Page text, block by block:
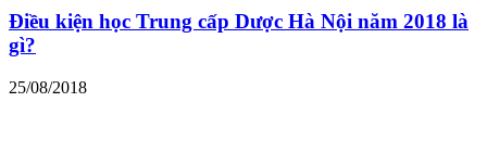
Điều kiện học Trung cấp Dược Hà Nội năm 2018 là
gì?
25/08/2018